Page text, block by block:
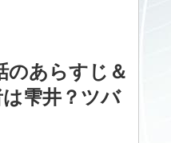
のあらすじ＆
雫井？ツバ